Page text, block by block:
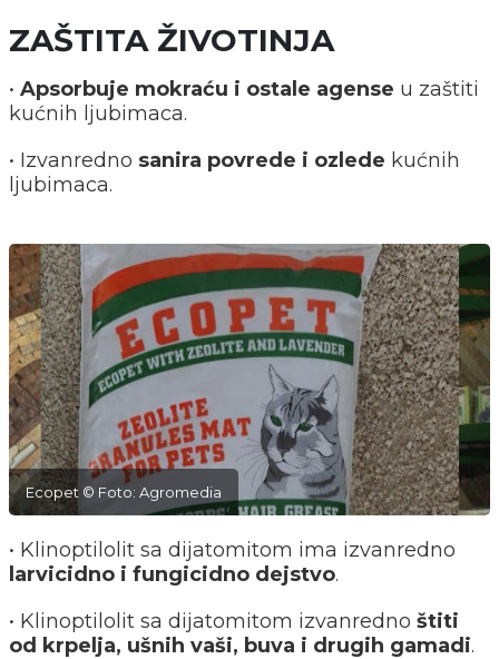
ZAŠTITA ŽIVOTINJA
• Apsorbuje mokraću i ostale agense u zaštiti
kućnih ljubimaca.
• Izvanredno sanira povrede i ozlede kućnih
ljubimaca.
Ecopet © Foto: Agromedia
• Klinoptilolit sa dijatomitom ima izvanredno
larvicidno i fungicidno dejstvo.
• Klinoptilolit sa dijatomitom izvanredno štiti
od krpelja, ušnih vaši, buva i drugih gamadi.